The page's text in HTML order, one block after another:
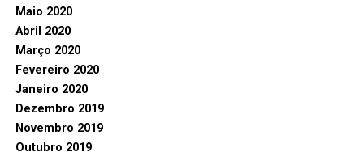
Maio 2020
Abril 2020
Março 2020
Fevereiro 2020
Janeiro 2020
Dezembro 2019
Novembro 2019
Outubro 2019